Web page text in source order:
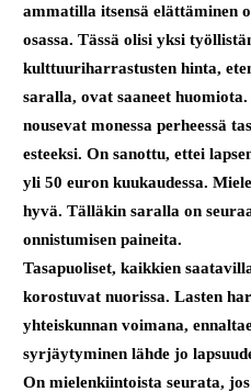
ammatilla itsensä elättäminen
osassa. Tässä olisi yksi
kulttuuriharrastusten hinta,
saralla, ovat saaneet
nousevat monessa perheessä
esteeksi. On sanottu, ettei
yli 50 euron kuukaudessa.
hyvä. Tälläkin saralla on
onnistumisen paineita.
Tasapuoliset, kaikkien
korostuvat nuorissa. Lasten
yhteiskunnan voimana,
syrjäytyminen lähde jo
On mielenkiintoista seurata,